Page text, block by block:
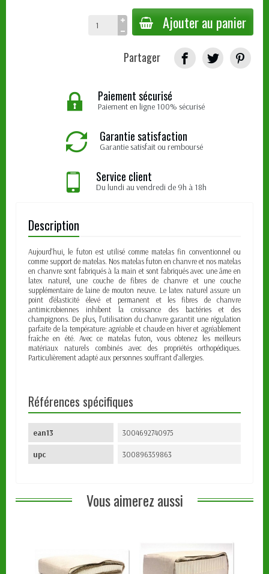
Ajouter au panier
Partager
Paiement sécurisé
Paiement en ligne 100% sécurisé
Garantie satisfaction
Garantie satisfait ou remboursé
Service client
Du lundi au vendredi de 9h à 18h
Description
Aujourd'hui, le futon est utilisé comme matelas fin conventionnel ou
comme support de matelas. Nos matelas futon en chanvre et nos matelas
en chanvre sont fabriqués à la main et sont fabriqués avec une âme en
latex naturel, une couche de fibres de chanvre et une couche
supplémentaire de laine de mouton neuve. Le latex naturel assure un
point d'élasticité élevé et permanent et les fibres de chanvre
antimicrobiennes inhibent la croissance des bactéries et des
champignons. De plus, l'utilisation du chanvre garantit une régulation
parfaite de la température: agréable et chaude en hiver et agréablement
fraîche en été. Avec ce matelas futon, vous obtenez les meilleurs
matériaux naturels combinés avec des propriétés orthopédiques.
Particulièrement adapté aux personnes souffrant d'allergies.
Références spécifiques
ean13 3004692740975
upc 300896359863
Vous aimerez aussi